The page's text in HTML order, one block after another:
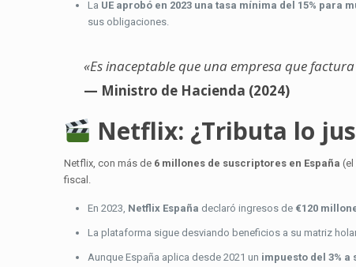
La UE aprobó en 2023 una tasa mínima del 15% para
sus obligaciones.
«Es inaceptable que una empresa que
— Ministro de Hacienda (2024)
Netflix: ¿Tributa lo
Netflix, con más de 6 millones de suscriptores en España (el
fiscal.
En 2023, Netflix España declaró ingresos de €120
La plataforma sigue desviando beneficios a su matriz
Aunque España aplica desde 2021 un impuesto del 3%